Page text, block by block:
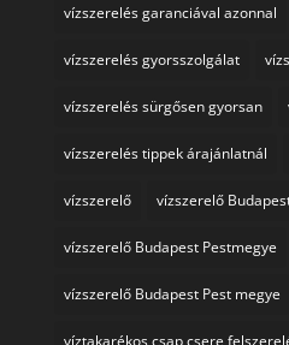
vízszerelés garanciával azonnal
vízszerelés gyorsszolgálat
vízszerelés sürgősen gyorsan
vízszerelés tippek árajánlatnál
vízszerelő vízszerelő
vízszerelő Budapest Pestmegye
vízszerelő Budapest Pest megye
víztakarékos csap csere